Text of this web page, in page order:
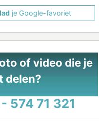
je Google-favoriet
of video die je
delen?
574 71 321